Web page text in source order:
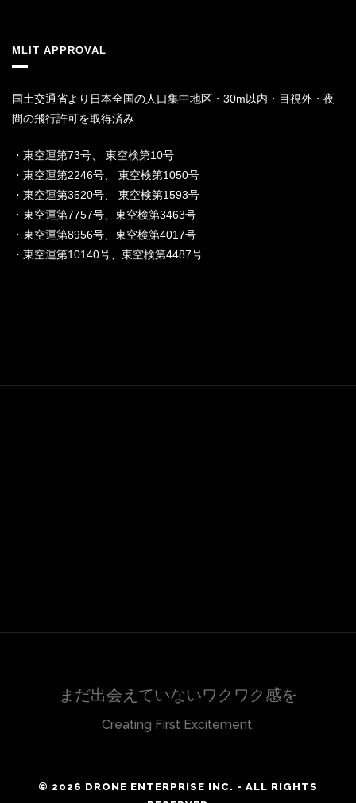
MLIT APPROVAL
国土交通省より日本全国の人口集中地区・30m以内・目視外・夜
間の飛行許可を取得済み
・東空運第73号、 東空検第10号
・東空運第2246号、 東空検第1050号
・東空運第3520号、 東空検第1593号
・東空運第7757号、東空検第3463号
・東空運第8956号、東空検第4017号
・東空運第10140号、東空検第4487号
まだ出会えていないワクワク感を
Creating First Excitement.
© 2026 DRONE ENTERPRISE INC. - ALL RIGHTS